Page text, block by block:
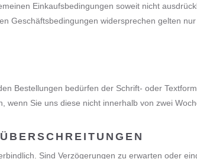
Einkaufsbedingungen soweit nicht
Geschäftsbedingungen widersprechen gelten
Bestellungen bedürfen der Schrift- oder Textform.
Sie uns diese nicht innerhalb von zwei
Sind Verzögerungen zu erwarten oder